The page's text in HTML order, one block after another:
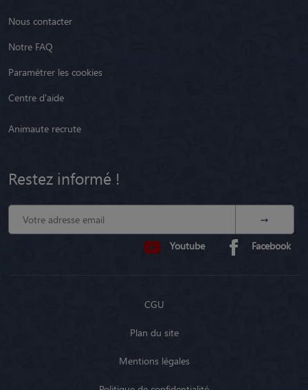
Nous contacter
Notre FAQ
Paramétrer les cookies
Centre d'aide
Animaute recrute
Restez informé !
Youtube Facebook
CGU
Plan du site
Mentions légales